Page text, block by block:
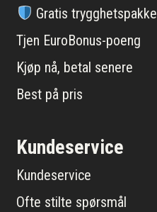
Gratis trygghetspakke
Tjen EuroBonus-poeng
Kjøp nå, betal senere
Best på pris
Kundeservice
Kundeservice
Ofte stilte spørsmål